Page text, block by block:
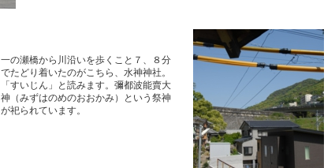
一の瀬橋から川沿いを歩くこと７、８分
でたどり着いたのがこちら、水神神社。
「すいじん」と読みます。彌都波能賣大
神（みずはのめのおおかみ）という祭神
が祀られています。